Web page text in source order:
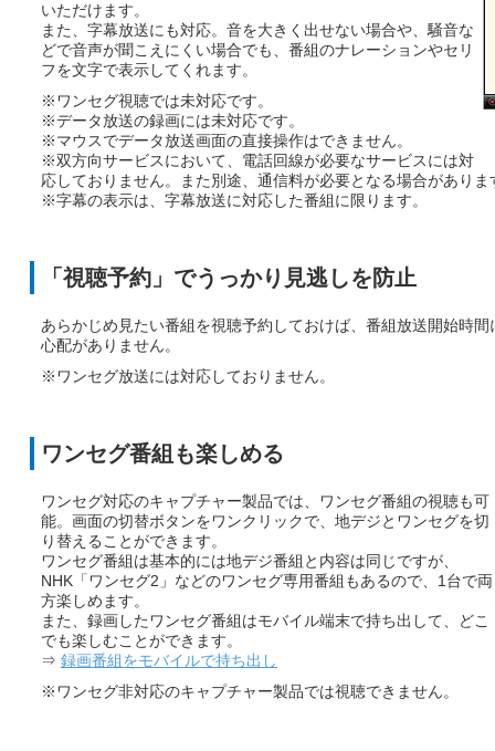
いただけます。
また、字幕放送にも対応。音を大きく出せない場合や、騒音な
どで音声が聞こえにくい場合でも、番組のナレーションやセリ
フを文字で表示してくれます。
※ワンセグ視聴では未対応です。
※データ放送の録画には未対応です。
※マウスでデータ放送画面の直接操作はできません。
※双方向サービスにおいて、電話回線が必要なサービスには対
応しておりません。また別途、通信料が必要となる場合がありま
※字幕の表示は、字幕放送に対応した番組に限ります。
「視聴予約」でうっかり見逃しを防止
あらかじめ見たい番組を視聴予約しておけば、番組放送開始時
心配がありません。
※ワンセグ放送には対応しておりません。
ワンセグ番組も楽しめる
ワンセグ対応のキャプチャー製品では、ワンセグ番組の視聴も可
能。画面の切替ボタンをワンクリックで、地デジとワンセグを切
り替えることができます。
ワンセグ番組は基本的には地デジ番組と内容は同じですが、
NHK「ワンセグ2」などのワンセグ専用番組もあるので、1台で両
方楽しめます。
また、録画したワンセグ番組はモバイル端末で持ち出して、どこ
でも楽しむことができます。
⇒ 録画番組をモバイルで持ち出し
※ワンセグ非対応のキャプチャー製品では視聴できません。